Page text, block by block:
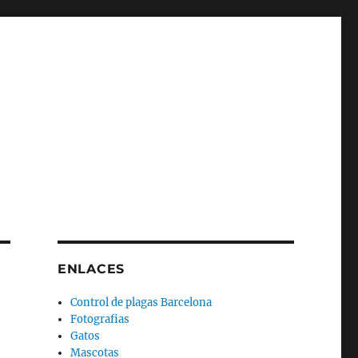
ENLACES
Control de plagas Barcelona
Fotografias
Gatos
Mascotas